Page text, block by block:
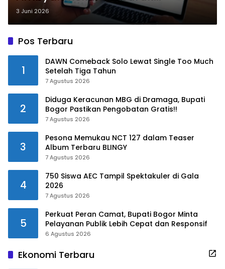
Sepanjang Sejarah Hantam Pasar
Modal
3 Juni 2026
Pos Terbaru
1
DAWN Comeback Solo Lewat Single Too Much
Setelah Tiga Tahun
7 Agustus 2026
2
Diduga Keracunan MBG di Dramaga, Bupati
Bogor Pastikan Pengobatan Gratis!!
7 Agustus 2026
3
Pesona Memukau NCT 127 dalam Teaser
Album Terbaru BLINGY
7 Agustus 2026
4
750 Siswa AEC Tampil Spektakuler di Gala
2026
7 Agustus 2026
5
Perkuat Peran Camat, Bupati Bogor Minta
Pelayanan Publik Lebih Cepat dan Responsif
6 Agustus 2026
Ekonomi Terbaru